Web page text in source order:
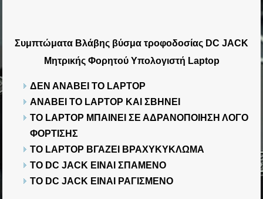
Συμπτώματα Βλάβης βύσμα τροφοδοσίας DC JACK
Μητρικής Φορητού Υπολογιστή Laptop
ΔΕΝ ΑΝΑΒΕΙ ΤΟ LAPTOP
ΑΝΑΒΕΙ ΤΟ LAPTOP ΚΑΙ ΣΒΗΝΕΙ
ΤΟ LAPTOP ΜΠΑΙΝΕΙ ΣΕ ΑΔΡΑΝΟΠΟΙΗΣΗ ΛΟΓΟ
ΦΟΡΤΙΣΗΣ
ΤΟ LAPTOP ΒΓΑΖΕΙ ΒΡΑΧΥΚΥΚΛΩΜΑ
ΤΟ DC JACK ΕΙΝΑΙ ΣΠΑΜΕΝΟ
ΤΟ DC JACK ΕΙΝΑΙ ΡΑΓΙΣΜΕΝΟ